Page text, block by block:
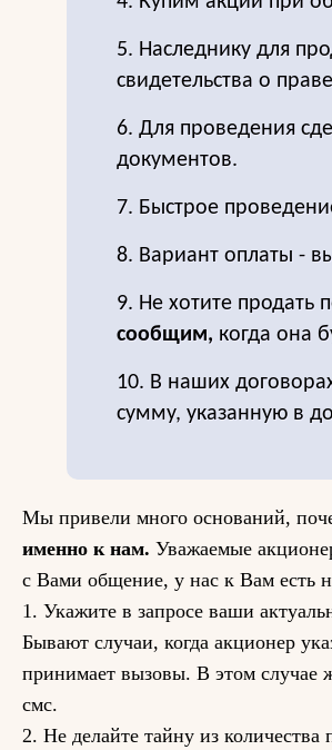
5. Наследнику для
свидетельства о
6. Для проведения
документов.
7. Быстрое
8. Вариант оплаты -
9. Не хотите продать
сообщим, когда она
10. В наших
сумму, указанную в
Мы привели много оснований,
именно к нам. Уважаемые
с Вами общение, у нас к Вам есть
1. Укажите в запросе ваши
Бывают случаи, когда акционер
принимает вызовы. В этом случае
смс.
2. Не делайте тайну из